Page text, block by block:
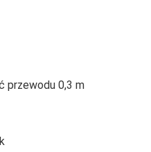
przewodu 0,3 m